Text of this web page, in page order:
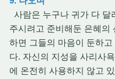
사람은 누구나 귀가 다 달
주시려고 준비해둔 은혜의
하면 그들의 마음이 둔하
다. 자신의 지성을 사리사
에 온전히 사용하지 않고